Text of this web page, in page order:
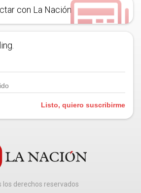
con La Nación
Listo, quiero suscribirme
los derechos reservados